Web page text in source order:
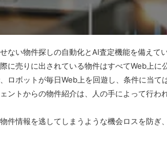
ない物件探しの自動化とAI査定機能を備えてい
に売りに出されている物件はすべてWeb上に
ロボットが毎日Web上を回遊し、条件に当て
ントからの物件紹介は、人の手によって行
件情報を逃してしまうような機会ロスを防ぎ